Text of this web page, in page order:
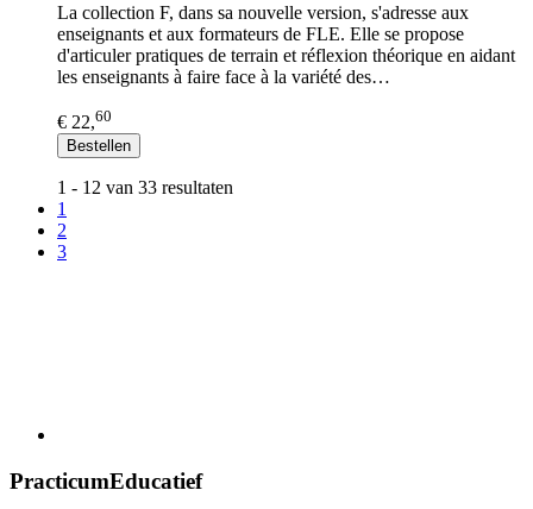
La collection F, dans sa nouvelle version, s'adresse aux
enseignants et aux formateurs de FLE. Elle se propose
d'articuler pratiques de terrain et réflexion théorique en aidant
les enseignants à faire face à la variété des…
€ 22,60
Bestellen
1 - 12 van 33 resultaten
1
2
3
PracticumEducatief